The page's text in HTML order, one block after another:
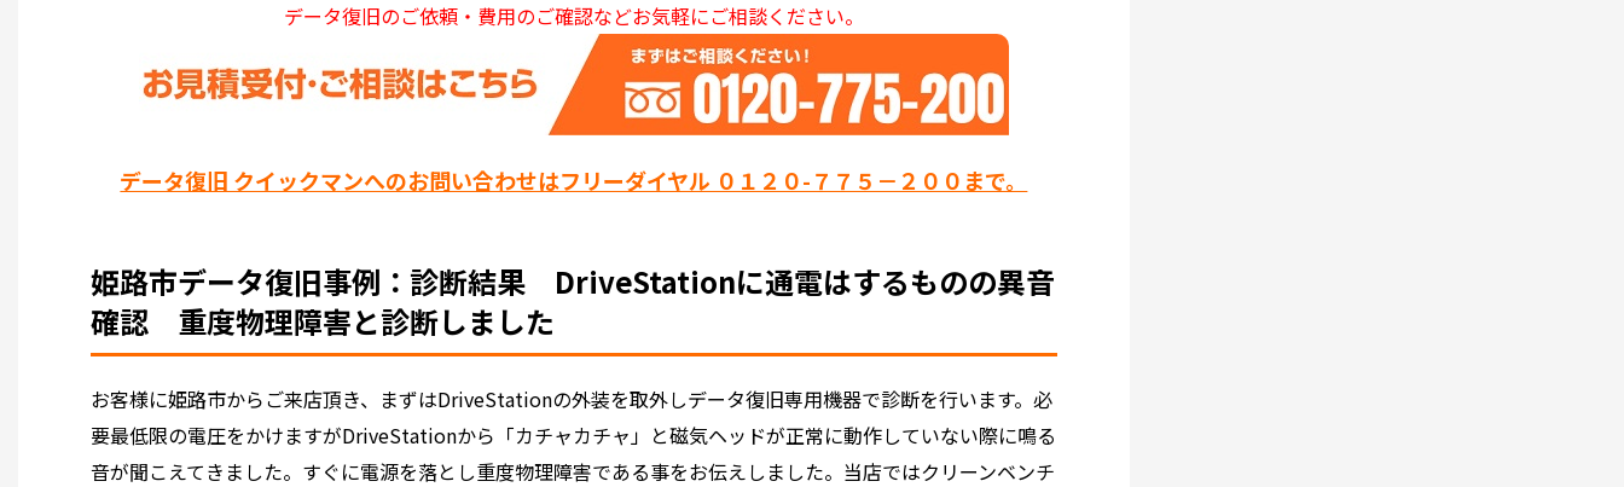
データ復旧のご依頼・費用のご確認などお気軽にご相談ください。
データ復旧 クイックマンへのお問い合わせはフリーダイヤル ０１２０-７７５－２００まで。
姫路市データ復旧事例：診断結果 DriveStationに通電はするものの異音
確認 重度物理障害と診断しました
お客様に姫路市からご来店頂き、まずはDriveStationの外装を取外しデータ復旧専用機器で診断を行います。必
要最低限の電圧をかけますがDriveStationから「カチャカチャ」と磁気ヘッドが正常に動作していない際に鳴る
音が聞こえてきました。すぐに電源を落とし重度物理障害である事をお伝えしました。当店ではクリーンベンチ